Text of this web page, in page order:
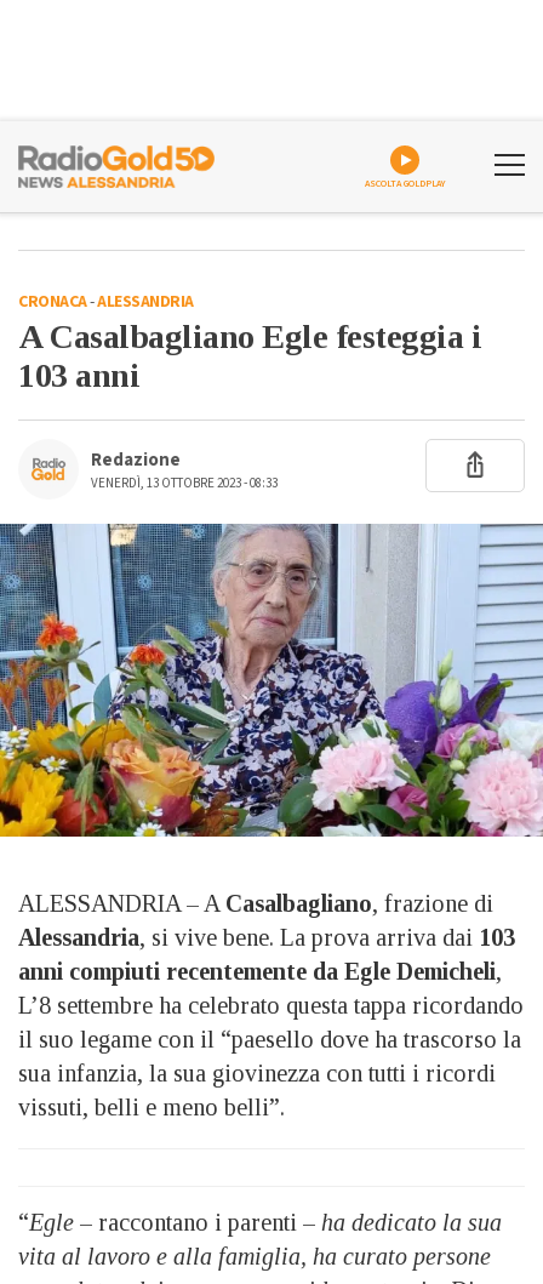
ASCOLTA GOLDPLAY
CRONACA-ALESSANDRIA
A Casalbagliano Egle festeggia i
103 anni
Redazione
VENERDÌ, 13 OTTOBRE 2023 - 08:33
ALESSANDRIA – ACasalbagliano, frazione di
Alessandria, si vive bene. La prova arriva dai 103
anni compiuti recentemente da Egle Demicheli,
L’8 settembre ha celebrato questa tappa ricordando
il suo legame con il “paesello dove ha trascorso la
sua infanzia, la sua giovinezza con tutti i ricordi
vissuti, belli e meno belli”.
“Egle – raccontano i parenti – ha dedicato la sua
vita al lavoro e alla famiglia, ha curato persone